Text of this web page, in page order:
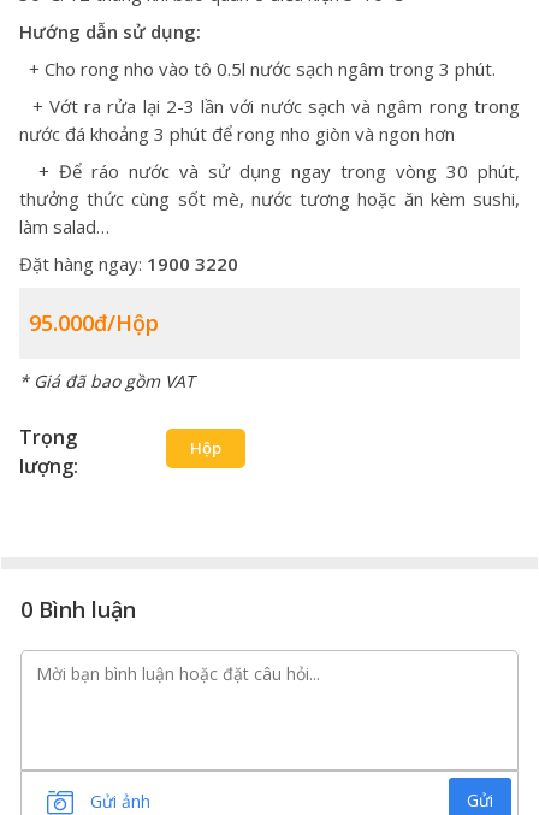
Hướng dẫn sử dụng:
+ Cho rong nho vào tô 0.5l nước sạch ngâm trong 3 phút.
+ Vớt ra rửa lại 2-3 lần với nước sạch và ngâm rong trong
nước đá khoảng 3 phút để rong nho giòn và ngon hơn
+ Để ráo nước và sử dụng ngay trong vòng 30 phút,
thưởng thức cùng sốt mè, nước tương hoặc ăn kèm sushi,
làm salad…
Đặt hàng ngay: 1900 3220
95.000đ/hộp
* Giá đã bao gồm VAT
Trọng
lượng:
Hộp
0 Bình luận
Gửi ảnh Gửi